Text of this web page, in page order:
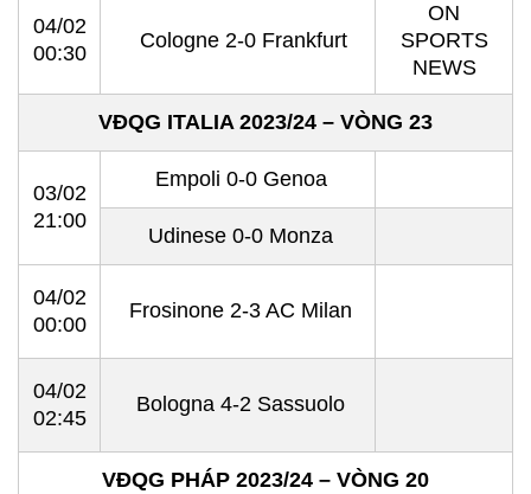
04/02
00:30
Cologne 2-0 Frankfurt
ON
SPORTS
NEWS
VĐQG ITALIA 2023/24 – VÒNG 23
03/02
21:00
Empoli 0-0 Genoa
Udinese 0-0 Monza
04/02
00:00
Frosinone 2-3 AC Milan
04/02
02:45
Bologna 4-2 Sassuolo
VĐQG PHÁP 2023/24 – VÒNG 20